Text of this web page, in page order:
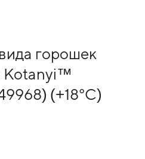
горошек
Kotanyi™
(+18°С)